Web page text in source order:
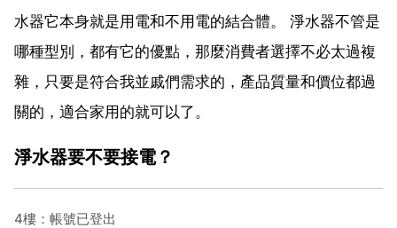
水器它本身就是用電和不用電的結合體。 淨水器不管是
哪種型別，都有它的優點，那麼消費者選擇不必太過複
雜，只要是符合我並戚們需求的，產品質量和價位都過
關的，適合家用的就可以了。
淨水器要不要接電？
4樓：帳號已登出